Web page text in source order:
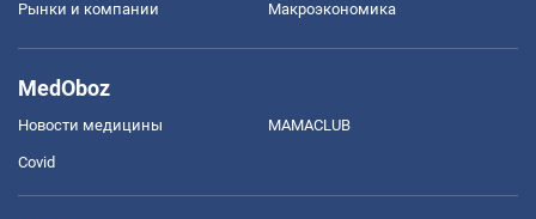
Рынки и компании Mакроэкономика
MedOboz
Новости медицины MAMACLUB
Covid